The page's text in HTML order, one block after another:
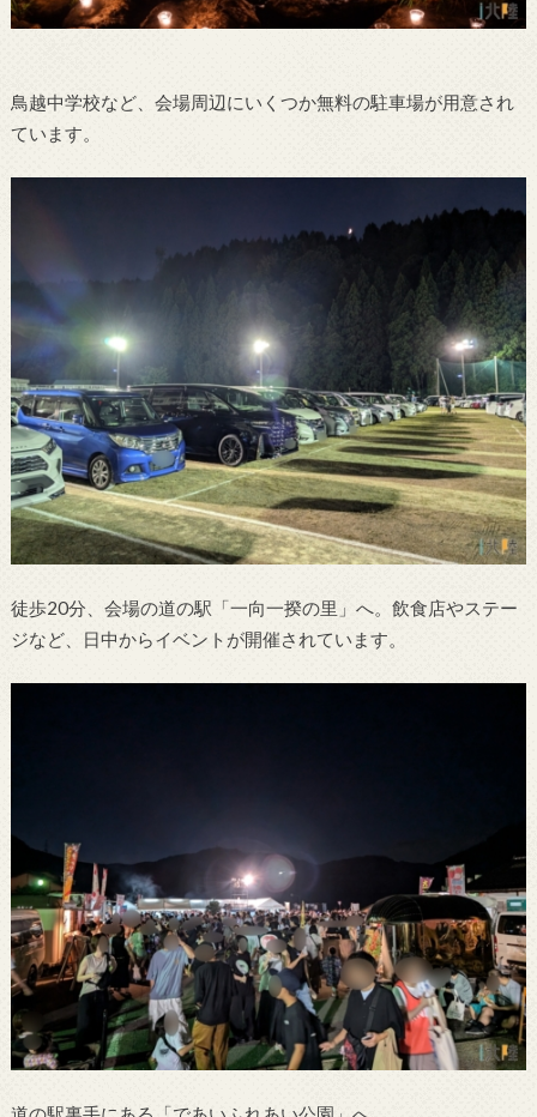
鳥越中学校など、会場周辺にいくつか無料の駐車場が用意され
ています。
徒歩20分、会場の道の駅「一向一揆の里」へ。飲食店やステー
ジなど、日中からイベントが開催されています。